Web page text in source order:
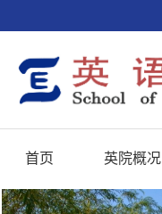
首页 英院概况